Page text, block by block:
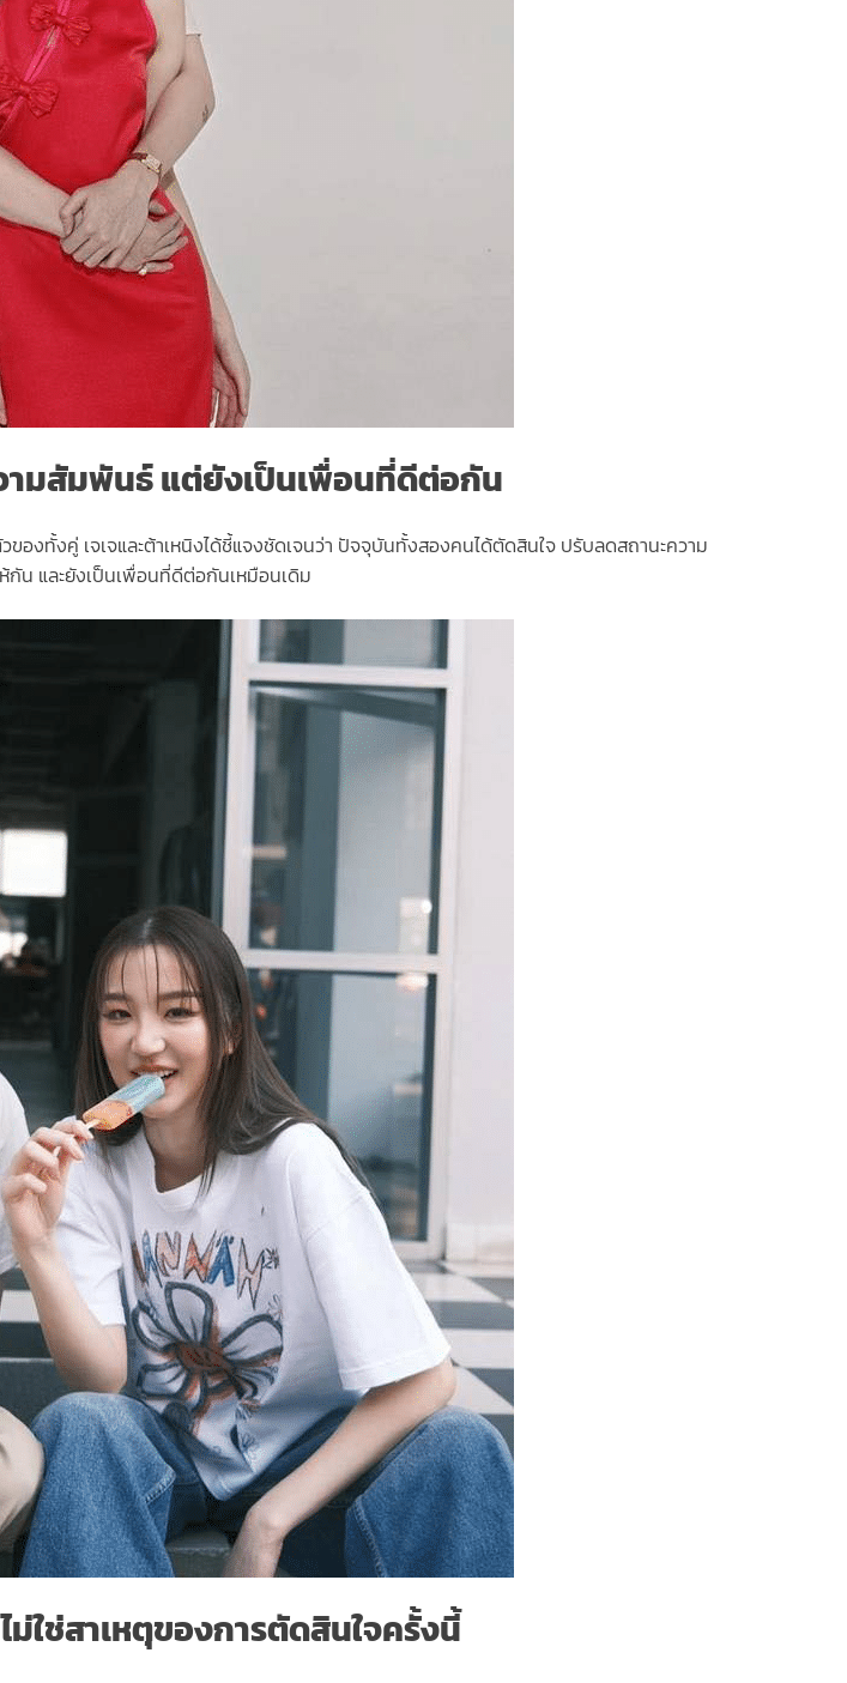
มสัมพันธ์ แต่ยังเป็นเพื่อนที่ดีต่อกัน
งทั้งคู่ เจเจและต้าเหนิงได้ชี้แจงชัดเจนว่า ปัจจุบันทั้งสองคนได้ตัดสินใจ ปรับลดสถานะความ
น และยังเป็นเพื่อนที่ดีต่อกันเหมือนเดิม
ใช่สาเหตุของการตัดสินใจครั้งนี้